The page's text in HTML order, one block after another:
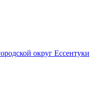
округ Ессентуки